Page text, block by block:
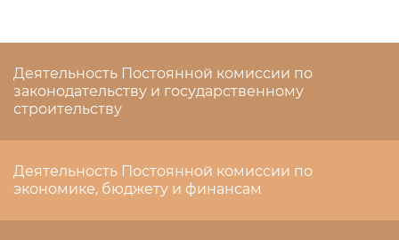
Деятельность Постоянной комиссии по
законодательству и государственному
строительству
Деятельность Постоянной комиссии по
экономике, бюджету и финансам